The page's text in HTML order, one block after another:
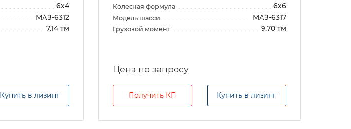
6х4
МАЗ-6312
7.14 тм
Купить в лизинг
Колесная формула 6х6
Модель шасси МАЗ-6317
Грузовой момент 9.70 тм
Цена по запросу
Получить КП Купить в лизинг